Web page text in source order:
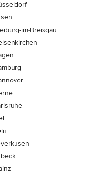
im-Breisgau